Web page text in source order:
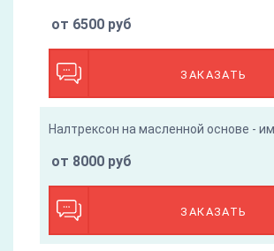
ЗАКАЗАТЬ
от 6500 руб
Налтрексон на масленной основе -
ЗАКАЗАТЬ
от 8000 руб